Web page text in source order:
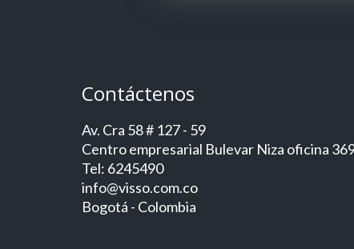
Contáctenos
Av. Cra 58 # 127 - 59
Centro empresarial Bulevar Niza oficina
Tel: 6245490
info@visso.com.co
Bogotá - Colombia